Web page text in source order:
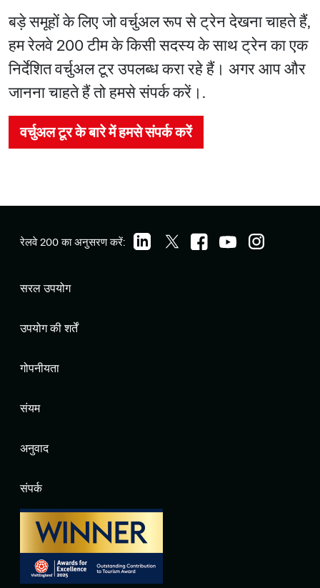
बड़े समूहों के लिए जो वर्चुअल रूप से ट्रेन देखना चाहते हैं,
हम रेलवे 200 टीम के किसी सदस्य के साथ ट्रेन का एक
निर्देशित वर्चुअल टूर उपलब्ध करा रहे हैं। अगर आप और
जानना चाहते हैं तो हमसे संपर्क करें।.
वर्चुअल टूर के बारे में हमसे संपर्क करें
रेलवे 200 का अनुसरण करें:
सरल उपयोग
उपयोग की शर्तें
गोपनीयता
संयम
अनुवाद
संपर्क